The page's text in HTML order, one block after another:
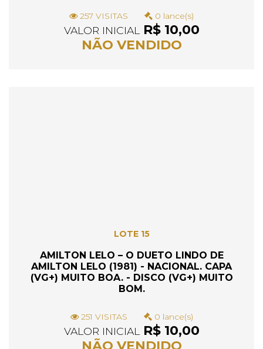
257 VISITAS 0 lance(s)
VALOR INICIAL R$ 10,00
NÃO VENDIDO
LOTE 15
AMILTON LELO – O DUETO LINDO DE
AMILTON LELO (1981) - NACIONAL. CAPA
(VG+) MUITO BOA. - DISCO (VG+) MUITO
BOM.
251 VISITAS 0 lance(s)
VALOR INICIAL R$ 10,00
NÃO VENDIDO